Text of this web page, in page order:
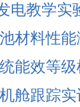
电教学实
材料性
能效等
舱跟踪